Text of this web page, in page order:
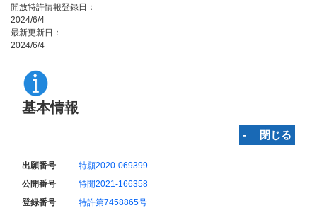
開放特許情報登録日：
2024/6/4
最新更新日：
2024/6/4
基本情報
‐ 閉じる
出願番号
特願2020-069399
公開番号
特開2021-166358
登録番号
特許第7458865号